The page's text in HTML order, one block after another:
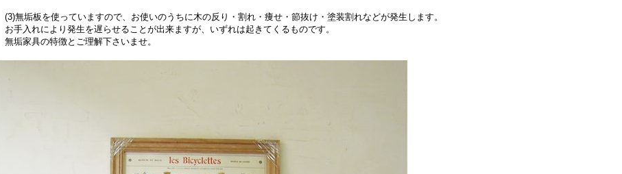
(3)無垢板を使っていますので、お使いのうちに木の反り・割れ・痩せ・節抜け・塗装割れなどが発生します。
お手入れにより発生を遅らせることが出来ますが、いずれは起きてくるものです。
無垢家具の特徴とご理解下さいませ。